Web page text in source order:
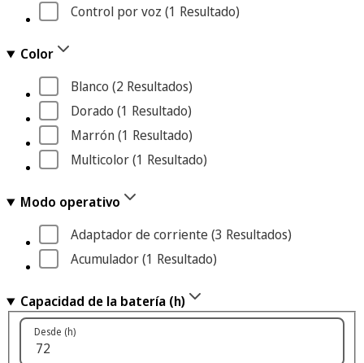
Control por voz (1 Resultado)
Color
Blanco (2 Resultados)
Dorado (1 Resultado)
Marrón (1 Resultado)
Multicolor (1 Resultado)
Modo operativo
Adaptador de corriente (3 Resultados)
Acumulador (1 Resultado)
Capacidad de la batería (h)
Desde (h)